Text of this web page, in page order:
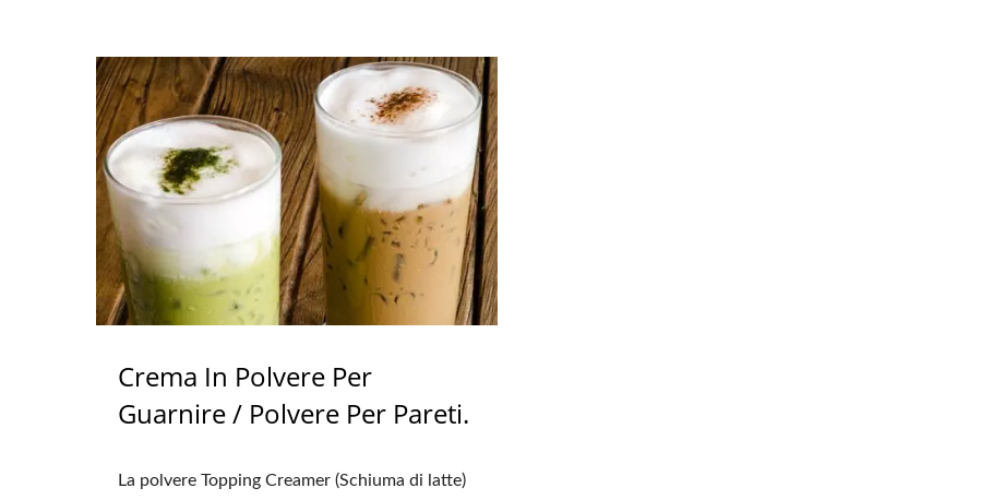
Crema In Polvere Per
Guarnire / Polvere Per Pareti.
La polvere Topping Creamer (Schiuma di latte)